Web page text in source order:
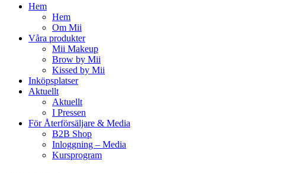
Close
Hem
Hem
Om Mii
Våra produkter
Mii Makeup
Brow by Mii
Kissed by Mii
Inköpsplatser
Aktuellt
Aktuellt
I Pressen
För Återförsäljare & Media
B2B Shop
Inloggning – Media
Kursprogram